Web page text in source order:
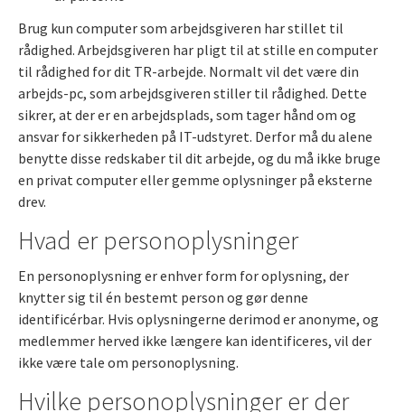
Brug kun computer som arbejdsgiveren har stillet til
rådighed. Arbejdsgiveren har pligt til at stille en computer
til rådighed for dit TR-arbejde. Normalt vil det være din
arbejds-pc, som arbejdsgiveren stiller til rådighed. Dette
sikrer, at der er en arbejdsplads, som tager hånd om og
ansvar for sikkerheden på IT-udstyret. Derfor må du alene
benytte disse redskaber til dit arbejde, og du må ikke bruge
en privat computer eller gemme oplysninger på eksterne
drev.
Hvad er personoplysninger
En personoplysning er enhver form for oplysning, der
knytter sig til én bestemt person og gør denne
identificérbar. Hvis oplysningerne derimod er anonyme, og
medlemmer herved ikke længere kan identificeres, vil der
ikke være tale om personoplysning.
Hvilke personoplysninger er der